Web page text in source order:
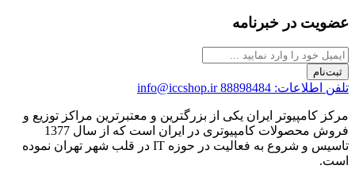
عضویت در خبرنامه
ثبت‌نام
تلفن اطلاعات: 88898484 info@iccshop.ir
مرکز کامپیوتر ایران یکی از بزرگترین و معتبرترین مراکز توزیع و
فروش محصولات کامپیوتری در ایران است که از سال 1377
تاسیس و شروع به فعالیت در حوزه IT در قلب شهر تهران نموده
است.